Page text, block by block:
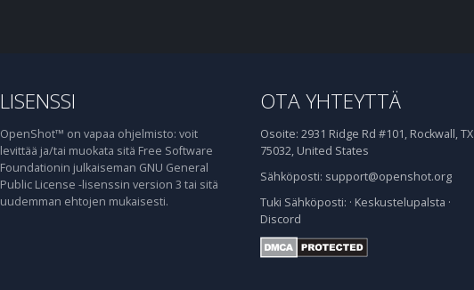
LISENSSI
OpenShot™ on vapaa ohjelmisto: voit
levittää ja/tai muokata sitä Free Software
Foundationin julkaiseman GNU General
Public License -lisenssin version 3 tai sitä
uudemman ehtojen mukaisesti.
OTA YHTEYTTÄ
Osoite: 2931 Ridge Rd #101, Rockwall, TX
75032, United States
Sähköposti: support@openshot.org
Tuki Sähköposti: · Keskustelupalsta ·
Discord